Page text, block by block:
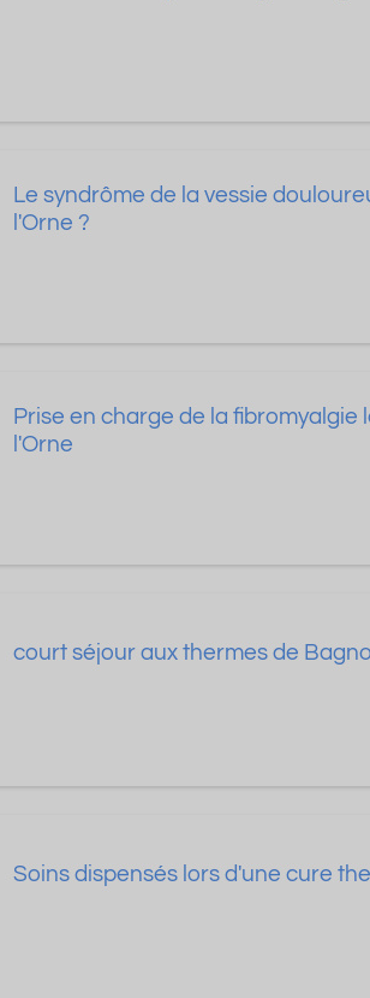
Le syndrôme de la vessie
l'Orne ?
Prise en charge de la
l'Orne
court séjour aux thermes de
Soins dispensés lors d'une cure